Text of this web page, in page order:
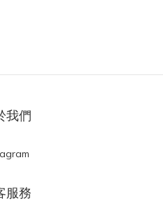
我們
服務